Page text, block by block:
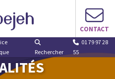
CONTACT
Rechercher
01 79 97 28
55